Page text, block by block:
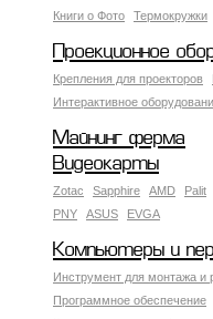
Книги о Фото
Термокружки
Проекционное
Крепления для проекторов
Интерактивное
Майнинг ферма
Видеокарты
Zotac Sapphire AMD Palit
PNY
ASUS EVGA
Компьютеры и
Инструмент для монтажа и
Программное обеспечение